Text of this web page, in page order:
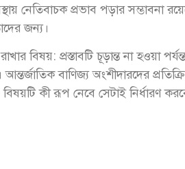
নেতিবাচক প্রভাব পড়ার সম্ভাবনা
জন্য।
বিষয়: প্রস্তাবটি চূড়ান্ত না হওয়া
বাণিজ্য অংশীদারদের
কী রূপ নেবে সেটাই নির্ধারণ